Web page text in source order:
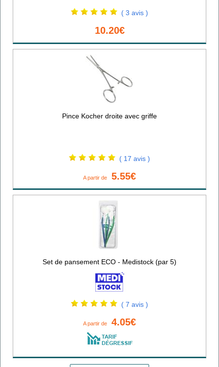
( 3 avis )
10.20€
Pince Kocher droite avec griffe
( 17 avis )
A partir de 5.55€
Set de pansement ECO - Medistock (par 5)
( 7 avis )
A partir de 4.05€